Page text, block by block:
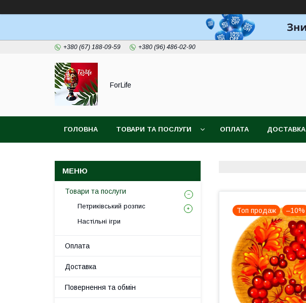
+380 (67) 188-09-59 +380 (96) 486-02-90
ForLife
ГОЛОВНА ТОВАРИ ТА ПОСЛУГИ ОПЛАТА ДОСТАВКА
Топ продаж –10%
Товари та послуги
Петриківський розпис
Настільні ігри
Оплата
Доставка
Повернення та обмін